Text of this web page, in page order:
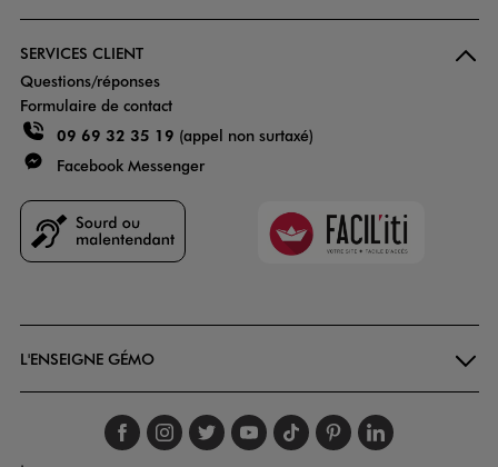
SERVICES CLIENT
Questions/réponses
Formulaire de contact
09 69 32 35 19 (appel non surtaxé)
Facebook Messenger
Faciliti
L'ENSEIGNE GÉMO
Suivez-nous sur
Suivez-nous sur
Suivez-nous sur
Suivez-nous
Suivez-nous
Suivez-
.